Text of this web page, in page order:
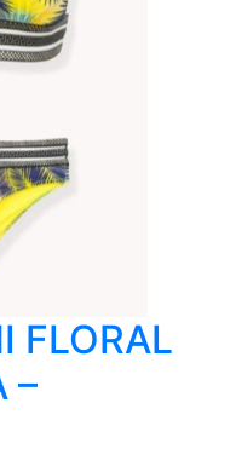
να
επιλεγούν
του
προϊόντος
FLORAL
–